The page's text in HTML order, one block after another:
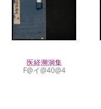
医経溯洄集
F@イ@40@4